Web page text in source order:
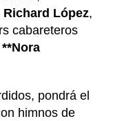
Richard López,
cabareteros
**Nora
pondrá el
himnos de